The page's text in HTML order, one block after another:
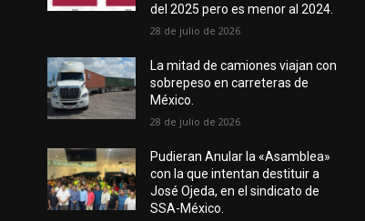
del 2025 pero es menor al 2024.
28 de julio de 2026
La mitad de camiones viajan con
sobrepeso en carreteras de
México.
28 de julio de 2026
Pudieran Anular la «Asamblea»
con la que intentan destituir a
José Ojeda, en el sindicato de
SSA-México.